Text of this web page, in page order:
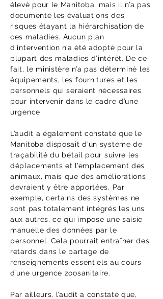
élevé pour le Manitoba, mais il n’a pas
documenté les évaluations des
risques étayant la hiérarchisation de
ces maladies. Aucun plan
d’intervention n’a été adopté pour la
plupart des maladies d’intérêt. De ce
fait, le ministère n’a pas déterminé les
équipements, les fournitures et les
personnels qui seraient nécessaires
pour intervenir dans le cadre d’une
urgence.
L’audit a également constaté que le
Manitoba disposait d’un système de
traçabilité du bétail pour suivre les
déplacements et l’emplacement des
animaux, mais que des améliorations
devraient y être apportées. Par
exemple, certains des systèmes ne
sont pas totalement intégrés les uns
aux autres, ce qui impose une saisie
manuelle des données par le
personnel. Cela pourrait entraîner des
retards dans le partage de
renseignements essentiels au cours
d’une urgence zoosanitaire.
Par ailleurs, l’audit a constaté que,